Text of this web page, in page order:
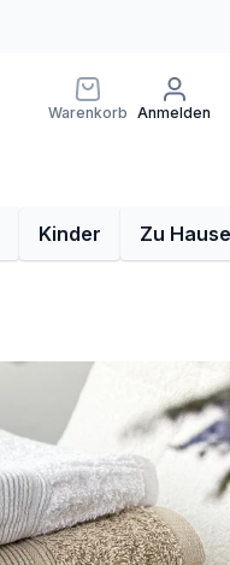
Warenkorb Anmelden
Kinder Zu Hause